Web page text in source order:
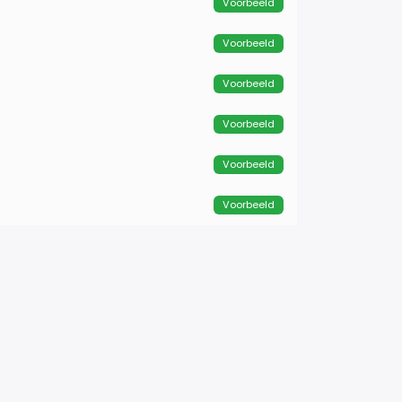
Voorbeeld
Voorbeeld
Voorbeeld
Voorbeeld
Voorbeeld